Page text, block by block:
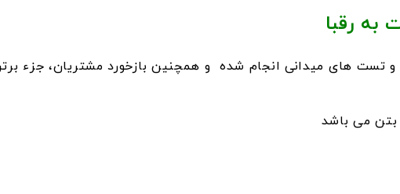
رقبا
تست های میدانی انجام شده و همچنین بازخورد مشتریان، جزء
بتن می باشد